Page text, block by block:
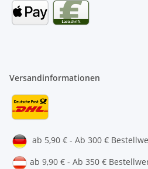
Versandinformationen
ab 5,90 € - Ab 300 €
ab 9,90 € - Ab 350 €